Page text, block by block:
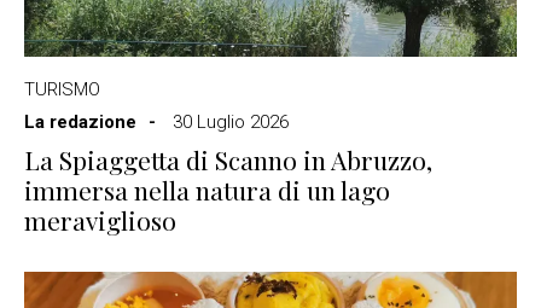
TURISMO
La redazione
30 Luglio 2026
La Spiaggetta di Scanno in Abruzzo,
immersa nella natura di un lago
meraviglioso